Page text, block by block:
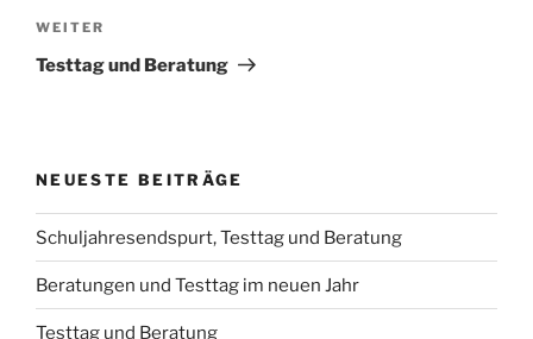
Nächster
Beitrag
WEITER
Testtag und Beratung
NEUESTE BEITRÄGE
Schuljahresendspurt, Testtag und Beratung
Beratungen und Testtag im neuen Jahr
Testtag und Beratung